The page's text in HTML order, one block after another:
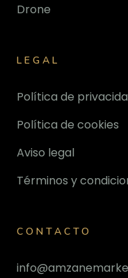
Drone
LEGAL
Política de
Política de cookies
Aviso legal
Términos y
CONTACTO